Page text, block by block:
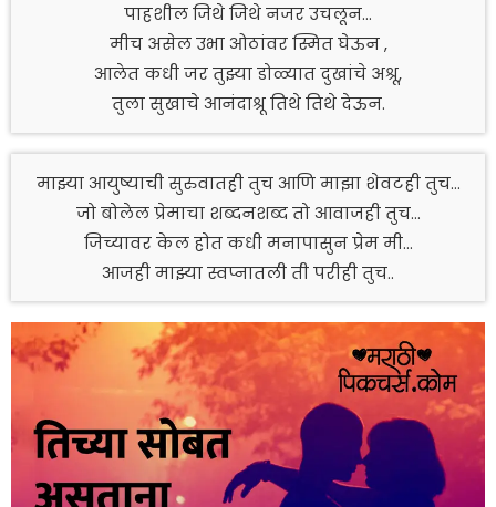
पाहशील जिथे जिथे नजर उचलून…
मीच असेल उभा ओठांवर स्मित घेऊन ,
आलेत कधी जर तुझ्या डोळ्यात दुखांचे अश्रू,
तुला सुखाचे आनंदाश्रू तिथे तिथे देऊन.
माझ्या आयुष्याची सुरुवातही तुच आणि माझा शेवटही तुच…
जो बोलेल प्रेमाचा शब्दनशब्द तो आवाजही तुच…
जिच्यावर केल होत कधी मनापासुन प्रेम मी…
आजही माझ्या स्वप्नातली ती परीही तुच..